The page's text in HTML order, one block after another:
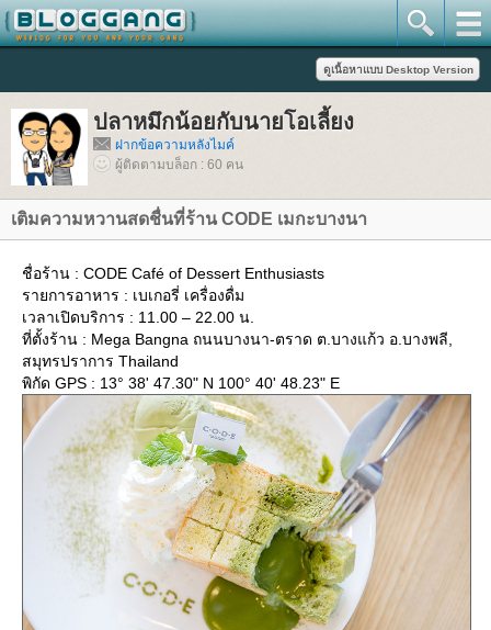
ปลาหมึกน้อยกับนายโอเลี้ยง
ฝากข้อความหลังไมค์
ผู้ติดตามบล็อก : 60 คน
เติมความหวานสดชื่นที่ร้าน CODE เมกะบางนา
ชื่อร้าน : CODE Café of Dessert Enthusiasts
รายการอาหาร : เบเกอรี่ เครื่องดื่ม
เวลาเปิดบริการ : 11.00 – 22.00 น.
ที่ตั้งร้าน : Mega Bangna ถนนบางนา-ตราด ต.บางแก้ว อ.บางพลี,
สมุทรปราการ Thailand
พิกัด GPS : 13° 38' 47.30" N 100° 40' 48.23" E